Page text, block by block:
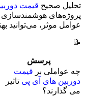
تحلیل صحیح قیمت
پروژه‌های هوشمندسازی
عوامل موثر، می‌توانید
📝
پرسش
چه عواملی بر قیمت
دوربین های آی پی تاثیر
می گذارند؟